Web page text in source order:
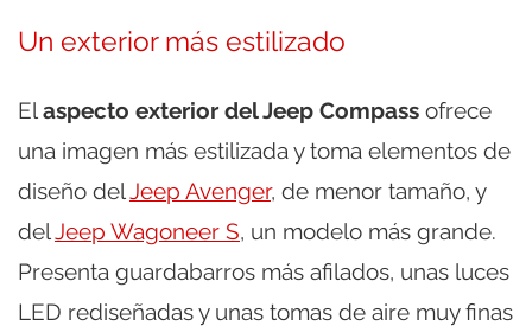
Un exterior más estilizado
Elaspecto exterior del Jeep Compass ofrece
una imagen más estilizada y toma elementos de
diseño delJeep Avenger, de menor tamaño, y
delJeep Wagoneer S, un modelo más grande.
Presenta guardabarros más afilados, unas luces
LED rediseñadas y unas tomas de aire muy finas